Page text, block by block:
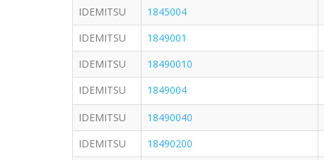
IDEMITSU
1845004
IDEMITSU
1849001
IDEMITSU
18490010
IDEMITSU
1849004
IDEMITSU 18490040
IDEMITSU
18490200